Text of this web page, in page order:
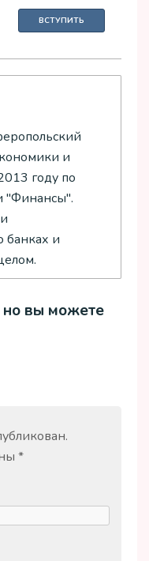
ВСТУПИТЬ
и
году по
"Финансы".
банках и
но вы можете
*